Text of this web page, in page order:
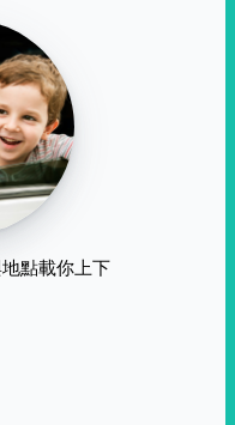
點載你上下